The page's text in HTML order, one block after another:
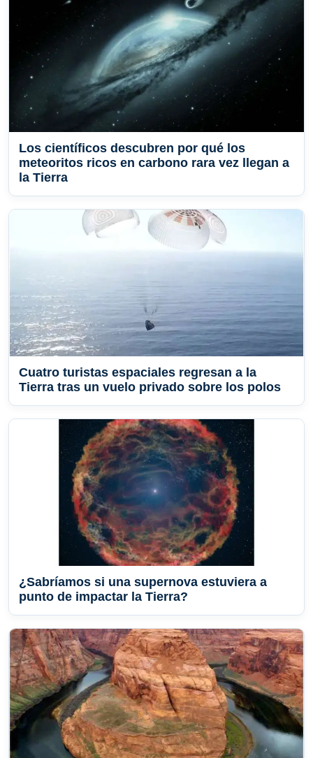
Los científicos descubren por qué los
meteoritos ricos en carbono rara vez llegan a
la Tierra
Cuatro turistas espaciales regresan a la
Tierra tras un vuelo privado sobre los polos
¿Sabríamos si una supernova estuviera a
punto de impactar la Tierra?